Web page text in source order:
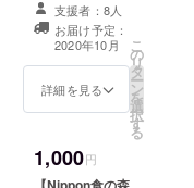
だきます。 ※チ
ケット有効期限:
２年１０月〜３
年４月迄利用可
能。
支援者：8人
お届け予定：
2020年10月
詳細を見る
こ
の
リ
タ
ー
ン
を
選
択
す
る
1,000円